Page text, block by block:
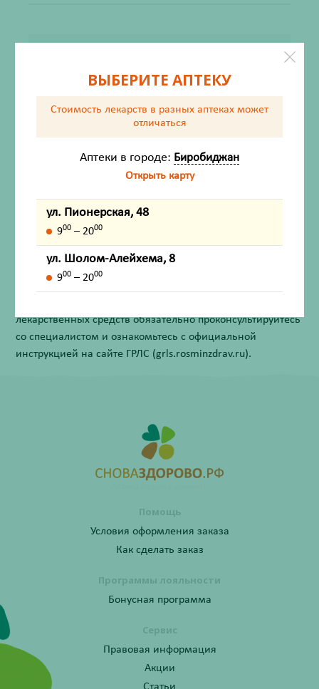
Состав
Описание
Показания
Противопоказания
Форма выпуска
Внешний вид товара, упаковки, может отличаться от
изображения на фотографии.
лекарственных средств обязательно проконсультируйтесь
со специалистом и ознакомьтесь с официальной
инструкцией на сайте ГРЛС (grls.rosminzdrav.ru).
Помощь
Условия оформления заказа
Как сделать заказ
Программы лояльности
Бонусная программа
Сервис
Правовая информация
Акции
ВЫБЕРИТЕ АПТЕКУ
Стоимость лекарств в разных аптеках может
отличаться
Аптеки в городе: Биробиджан
Открыть карту
ул. Пионерская, 48
900 – 2000
ул. Шолом-Алейхема, 8
900 – 2000